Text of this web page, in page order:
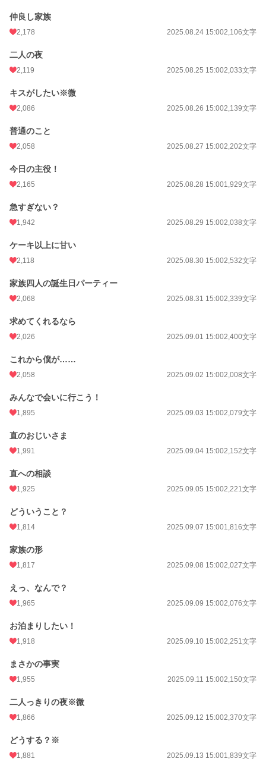
仲良し家族
2,178 2025.08.24 15:002,106文字
二人の夜
2,119 2025.08.25 15:002,033文字
キスがしたい※微
2,086 2025.08.26 15:002,139文字
普通のこと
2,058 2025.08.27 15:002,202文字
今日の主役！
2,165 2025.08.28 15:001,929文字
急すぎない？
1,942 2025.08.29 15:002,038文字
ケーキ以上に甘い
2,118 2025.08.30 15:002,532文字
家族四人の誕生日パーティー
2,068 2025.08.31 15:002,339文字
求めてくれるなら
2,026 2025.09.01 15:002,400文字
これから僕が……
2,058 2025.09.02 15:002,008文字
みんなで会いに行こう！
1,895 2025.09.03 15:002,079文字
直のおじいさま
1,991 2025.09.04 15:002,152文字
直への相談
1,925 2025.09.05 15:002,221文字
どういうこと？
1,814 2025.09.07 15:001,816文字
家族の形
1,817 2025.09.08 15:002,027文字
えっ、なんで？
1,965 2025.09.09 15:002,076文字
お泊まりしたい！
1,918 2025.09.10 15:002,251文字
まさかの事実
1,955 2025.09.11 15:002,150文字
二人っきりの夜※微
1,866 2025.09.12 15:002,370文字
どうする？※
1,881 2025.09.13 15:001,839文字